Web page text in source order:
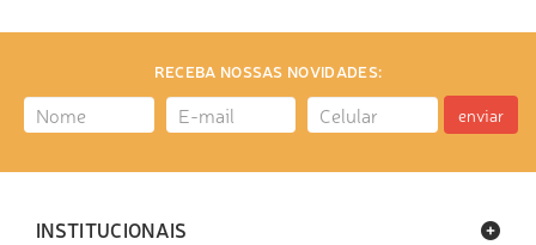
RECEBA NOSSAS NOVIDADES:
enviar
INSTITUCIONAIS